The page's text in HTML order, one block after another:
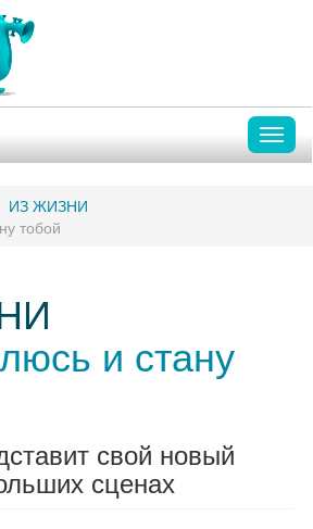
ИЗ ЖИЗНИ
тобой
и стану
свой новый
сценах